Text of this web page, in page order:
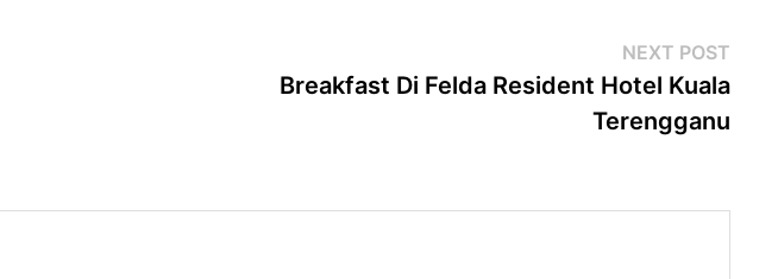
NEXT POSTNext
Breakfast Di Felda Resident Hotel Kuala
Terengganu